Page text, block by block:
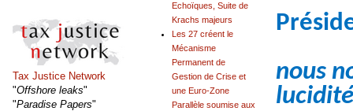
nous
Echoïques, Suite de
Krachs majeurs
Les 27 créent le
Mécanisme
Permanent de
Gestion de Crise et
une Euro-Zone
Parallèle soumise aux
Tax Justice Network
"Offshore leaks"
"Paradise Papers"